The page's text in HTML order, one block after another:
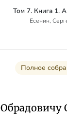
Есенин,
Полное
Обрадовичу